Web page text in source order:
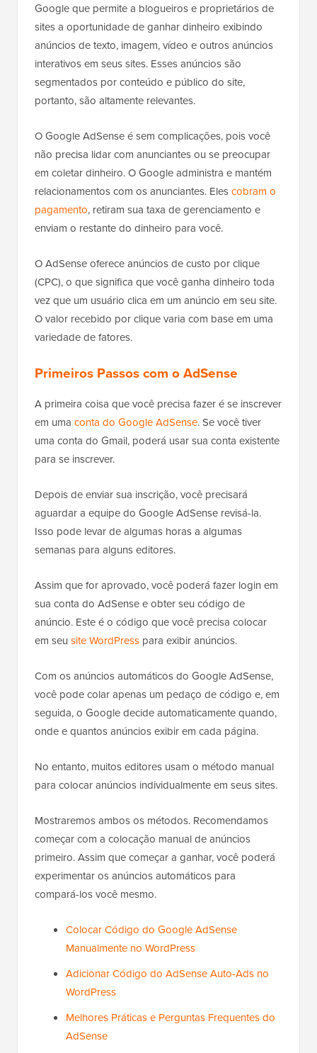
Google que permite a blogueiros e proprietários de
sites a oportunidade de ganhar dinheiro exibindo
anúncios de texto, imagem, vídeo e outros anúncios
interativos em seus sites. Esses anúncios são
segmentados por conteúdo e público do site,
portanto, são altamente relevantes.
O Google AdSense é sem complicações, pois você
não precisa lidar com anunciantes ou se preocupar
em coletar dinheiro. O Google administra e mantém
relacionamentos com os anunciantes. Elescobram o
pagamento, retiram sua taxa de gerenciamento e
enviam o restante do dinheiro para você.
O AdSense oferece anúncios de custo por clique
(CPC), o que significa que você ganha dinheiro toda
vez que um usuário clica em um anúncio em seu site.
O valor recebido por clique varia com base em uma
variedade de fatores.
Primeiros Passos com o AdSense
A primeira coisa que você precisa fazer é se inscrever
em uma conta do Google AdSense. Se você tiver
uma conta do Gmail, poderá usar sua conta existente
para se inscrever.
Depois de enviar sua inscrição, você precisará
aguardar a equipe do Google AdSense revisá-la.
Isso pode levar de algumas horas a algumas
semanas para alguns editores.
Assim que for aprovado, você poderá fazer login em
sua conta do AdSense e obter seu código de
anúncio. Este é o código que você precisa colocar
em seu site WordPress para exibir anúncios.
Com os anúncios automáticos do Google AdSense,
você pode colar apenas um pedaço de código e, em
seguida, o Google decide automaticamente quando,
onde e quantos anúncios exibir em cada página.
No entanto, muitos editores usam o método manual
para colocar anúncios individualmente em seus sites.
Mostraremos ambos os métodos. Recomendamos
começar com a colocação manual de anúncios
primeiro. Assim que começar a ganhar, você poderá
experimentar os anúncios automáticos para
compará-los você mesmo.
Colocar Código do Google AdSense
Manualmente no WordPress
Adicionar Código do AdSense Auto-Ads no
WordPress
Melhores Práticas e Perguntas Frequentes do
AdSense